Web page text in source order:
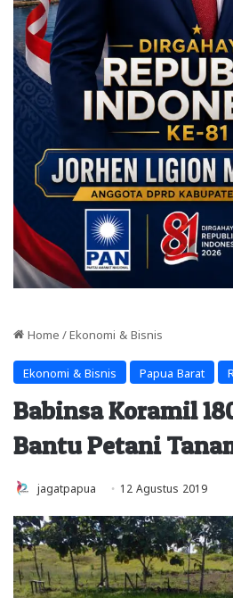
Home / Ekonomi & Bisnis
Ekonomi & Bisnis Papua Barat
Babinsa Koramil
Bantu Petani
jagatpapua 12 Agustus 2019